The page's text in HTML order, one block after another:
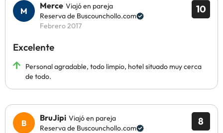
10
Merce Viajó en pareja
Reserva de Buscounchollo.com
Febrero 2017
Excelente
Personal agradable, todo limpio, hotel situado muy cerca
de todo.
8
BruJipi Viajó en pareja
Reserva de Buscounchollo.com